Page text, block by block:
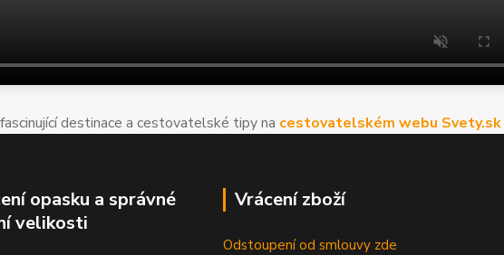
destinace a cestovatelské tipy na cestovatelském webu Svety.sk
opasku a správné
velikosti
Vrácení zboží
Odstoupení od smlouvy zde